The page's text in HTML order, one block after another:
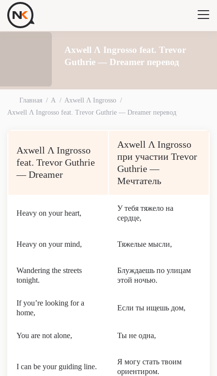
Axwell Λ Ingrosso feat. Trevor
Guthrie — Dreamer перевод
Главная A
Axwell Λ Ingrosso
Axwell Λ Ingrosso feat. Trevor Guthrie — Dreamer перевод
Axwell Λ Ingrosso
feat. Trevor Guthrie
— Dreamer
Axwell Λ Ingrosso
при участии Trevor
Guthrie —
Мечтатель
Heavy on your heart,
У тебя тяжело на
сердце,
Heavy on your mind, Тяжелые мысли,
Wandering the streets
tonight.
Блуждаешь по улицам
этой ночью.
If you’re looking for a
home,
Если ты ищешь дом,
You are not alone, Ты не одна,
I can be your guiding line.
Я могу стать твоим
ориентиром.